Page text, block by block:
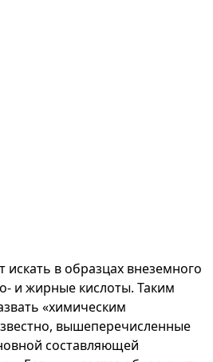
искать в образцах внеземного
и жирные кислоты. Таким
«химическим
вышеперечисленные
составляющей